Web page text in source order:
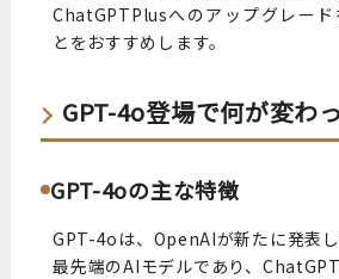
ChatGPTPlusへのアップグレード
とをおすすめします。
GPT-4o登場で何が変わ
GPT-4oの主な特徴
GPT-4oは、OpenAIが新たに発表し
最先端のAIモデルであり、